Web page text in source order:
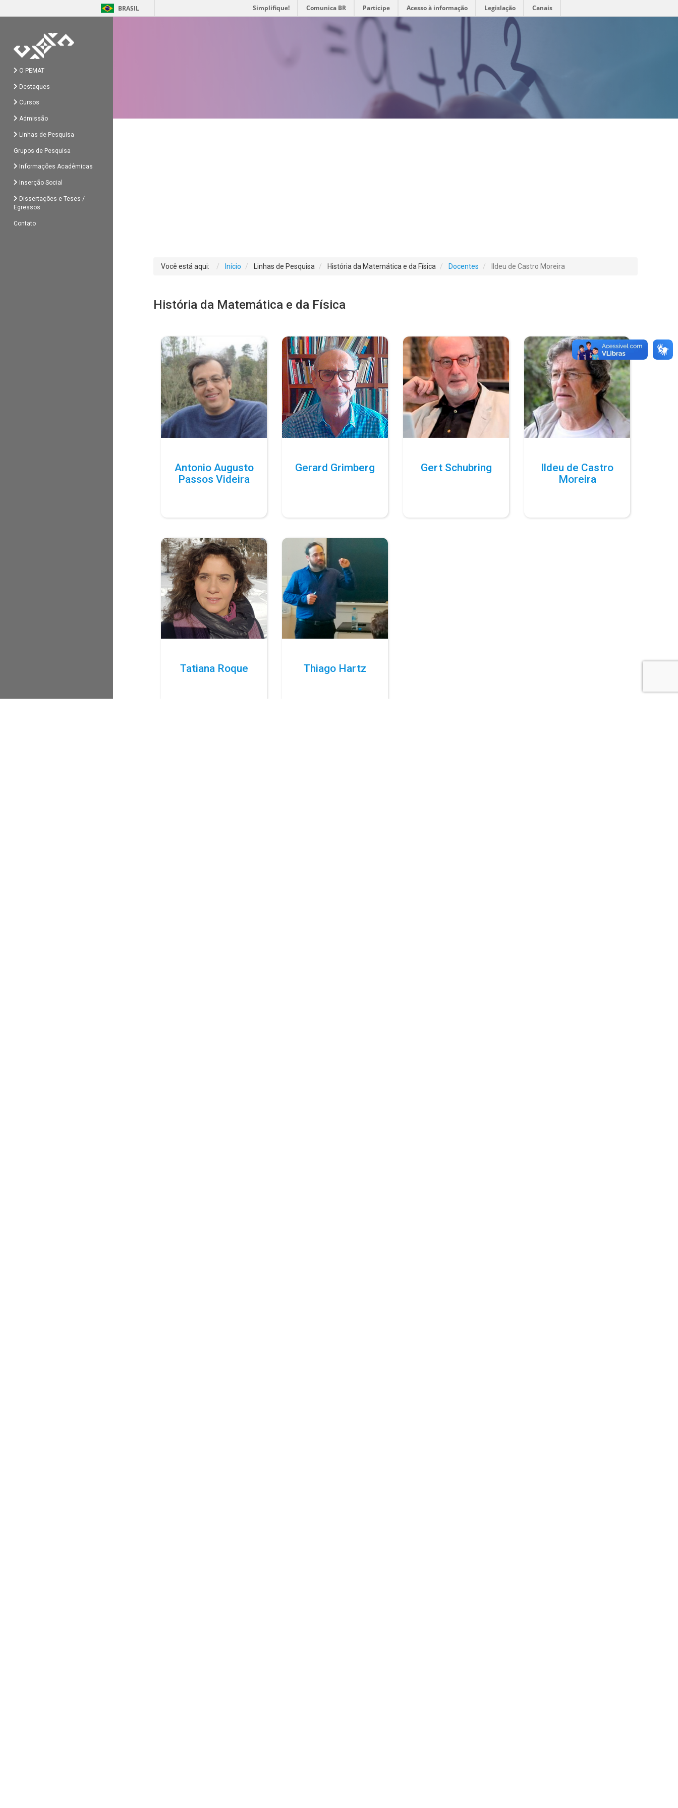
BRASIL Simplifique! Comunica BR Participe Acesso à informação Legislação Canais
O PEMAT
Destaques
Cursos
Admissão
Linhas de Pesquisa
Grupos de Pesquisa
Informações Acadêmicas
Inserção Social
Dissertações e Teses /
Egressos
Contato
Você está aqui: Início Linhas de Pesquisa História da Matemática e da Física Docentes Ildeu de Castro Moreira
História da Matemática e da Física
Antonio Augusto
Passos Videira
Gerard Grimberg Gert Schubring
Ildeu de Castro
Moreira
Tatiana Roque Thiago Hartz